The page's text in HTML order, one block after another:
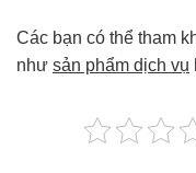
Các bạn có thể tham
như sản phẩm dịch vụ